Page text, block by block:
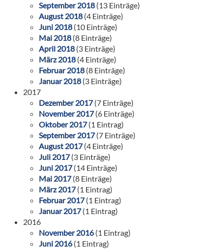
September 2018(13 Einträge)
August 2018(4 Einträge)
Juni 2018(10 Einträge)
Mai 2018(8 Einträge)
April 2018(3 Einträge)
März 2018(4 Einträge)
Februar 2018(8 Einträge)
Januar 2018(3 Einträge)
2017
Dezember 2017(7 Einträge)
November 2017(6 Einträge)
Oktober 2017(1 Eintrag)
September 2017(7 Einträge)
August 2017(4 Einträge)
Juli 2017(3 Einträge)
Juni 2017(14 Einträge)
Mai 2017(8 Einträge)
März 2017(1 Eintrag)
Februar 2017(1 Eintrag)
Januar 2017(1 Eintrag)
2016
November 2016(1 Eintrag)
Juni 2016(1 Eintrag)